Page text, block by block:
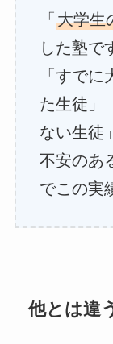
「大学生
した塾で
「すで
た生徒」
ない生徒
不安のあ
でこの実
他とは違